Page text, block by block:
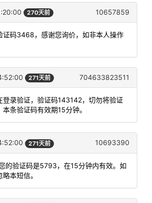
270天前 10657859
证码3468，感谢您询价，如非本人操作
271天前 704633823511
登录验证，验证码143142，切勿将验证
条验证码有效期15分钟。
271天前 10693390
的验证码是5793，在15分钟内有效。如
本短信。